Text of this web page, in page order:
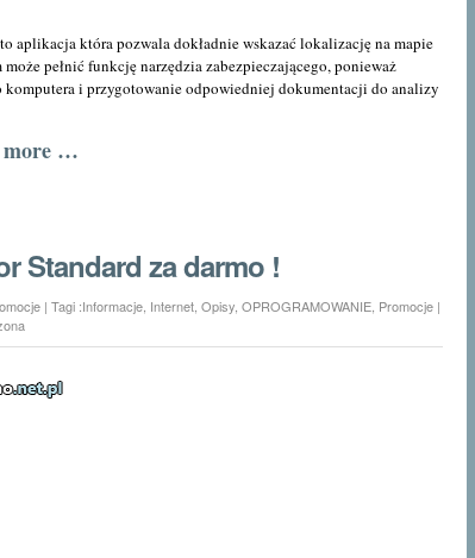
aplikacja która pozwala dokładnie wskazać lokalizację na mapie
pełnić funkcję narzędzia zabezpieczającego, ponieważ
komputera i przygotowanie odpowiedniej dokumentacji do analizy
more …
Standard za darmo !
| Tagi :Informacje Internet Opisy OPROGRAMOWANIE Promocje |